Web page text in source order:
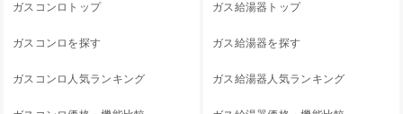
ガスコンロトップ
ガスコンロを探す
ガスコンロ人気ランキング
ガス給湯器トップ
ガス給湯器を探す
ガス給湯器人気ランキング